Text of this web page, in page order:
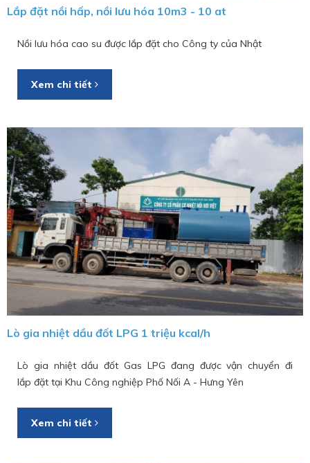
Lắp đặt nồi hấp, nồi lưu hóa 10m3 - 10 at
Nồi lưu hóa cao su được lắp đặt cho Công ty của Nhật
Xem chi tiết
Lò gia nhiệt dầu đốt LPG 1 triệu kcal/h
Lò gia nhiệt dầu đốt Gas LPG đang được vận chuyển đi
lắp đặt tại Khu Công nghiệp Phố Nối A - Hưng Yên
Xem chi tiết